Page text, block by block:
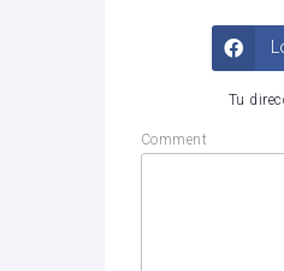
Tu
Comment